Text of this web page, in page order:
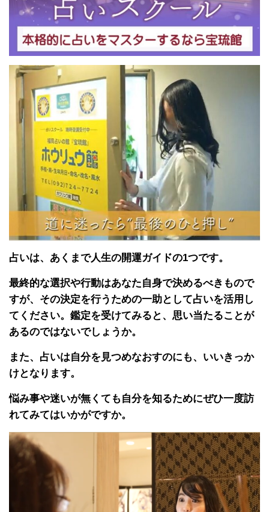
占いは、あくまで人生の開運ガイドの1つです。
最終的な選択や行動はあなた自身で決めるべきもので
すが、その決定を行うための一助として占いを活用し
てください。鑑定を受けてみると、思い当たることが
あるのではないでしょうか。
また、占いは自分を見つめなおすのにも、いいきっか
けとなります。
悩み事や迷いが無くても自分を知るためにぜひ一度訪
れてみてはいかがですか。